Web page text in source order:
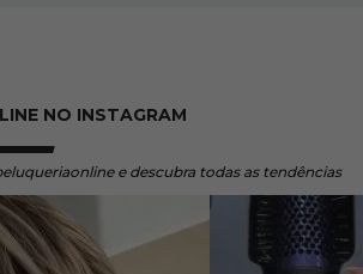
NO INSTAGRAM
e descubra todas as tendências